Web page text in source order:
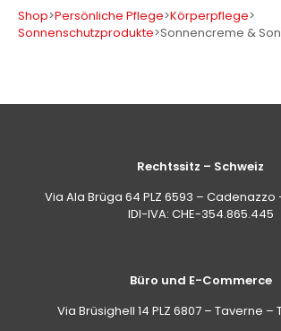
Shop>Persönliche Pflege>Körperpflege>
Sonnenschutzprodukte>Sonnencreme &
Rechtssitz – Schweiz
Via Ala Brüga 64 PLZ 6593 – Cadenazzo
IDI-IVA: CHE-354.865.445
Büro und E-Commerce
Via Brüsighell 14 PLZ 6807 – Taverne –